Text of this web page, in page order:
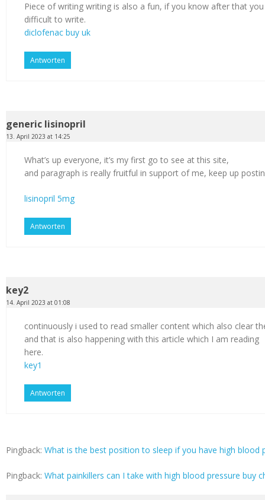
Piece of writing writing is also a fun, if you know after that
difficult to write.
diclofenac buy uk
Antworten
generic lisinopril
13. April 2023 at 14:25
What’s up everyone, it’s my first go to see at this site,
and paragraph is really fruitful in support of me, keep up
lisinopril 5mg
Antworten
key2
14. April 2023 at 01:08
continuously i used to read smaller content which also clear
and that is also happening with this article which I am reading
here.
key1
Antworten
Pingback: What is the best position to sleep if you have high blood
Pingback: What painkillers can I take with high blood pressure buy